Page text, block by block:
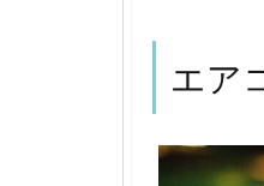
エア